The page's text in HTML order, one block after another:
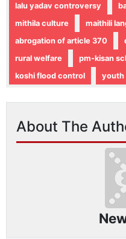
lalu yadav controversy
mithila culture
maithili
abrogation of article 370
rural welfare
pm-kisan
koshi flood control
youth
About The